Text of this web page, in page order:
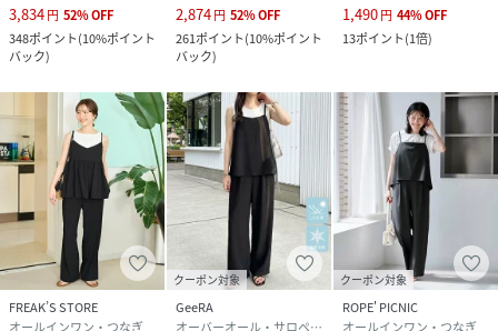
3,834円 52%OFF
348ポイント(10%ポイント
バック)
2,874円 52%OFF
261ポイント(10%ポイント
バック)
1,490円 44%OFF
13ポイント(1倍)
FREAK’S STORE
オールインワン・つなぎ
クーポン対象
GeeRA
オーバーオール・サロペット
クーポン対象
ROPE' PICNIC
オールインワン・つなぎ